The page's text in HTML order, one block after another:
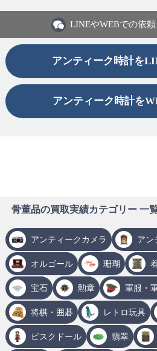
LINEやWEBでの依
アンティーク時計を
アンティーク時計を
骨董品の買取実績カテゴリー 一
アンティークカメラ アン
オルゴール 珊瑚
宝石 勲章 軍服・
将棋・囲碁 レトロ玩具
ビスクドール 翡翠